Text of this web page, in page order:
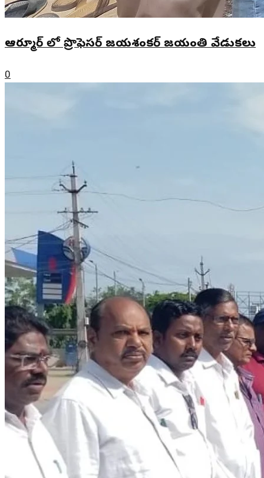
ఆర్మూర్ లో ప్రొఫెసర్ జయశంకర్ జయంతి వేడుకలు
0